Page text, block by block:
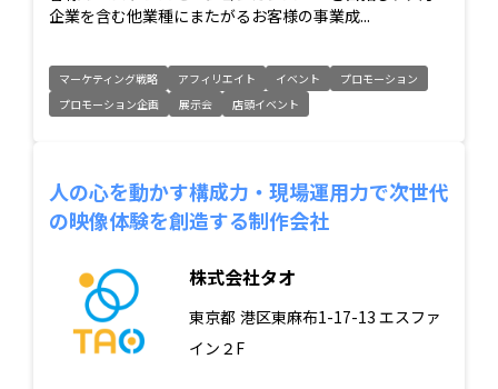
企業を含む他業種にまたがるお客様の事業成...
マーケティング戦略 アフィリエイト イベント
プロモーション
プロモーション企画
展示会 店頭イベント
人の心を動かす構成力・現場運用力で次世代
の映像体験を創造する制作会社
株式会社タオ
東京都 港区東麻布1-17-13 エスファ
イン２F